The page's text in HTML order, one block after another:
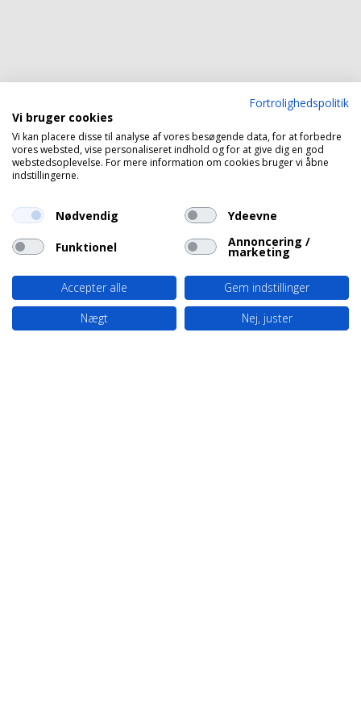
Fortrolighedspolitik
Vi bruger cookies
Vi kan placere disse til analyse af vores besøgende data, for at forbedre
vores websted, vise personaliseret indhold og for at give dig en god
webstedsoplevelse. For mere information om cookies bruger vi åbne
indstillingerne.
Nødvendig Ydeevne
Funktionel Annoncering /
marketing
Accepter alle
Gem indstillinger
Nægt
Nej, juster